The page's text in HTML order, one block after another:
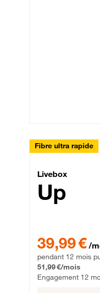
Fibre ultra rapide
Livebox
Up
39,99 € /
pendant 12 mois
51,99 €/mois
Engagement 12